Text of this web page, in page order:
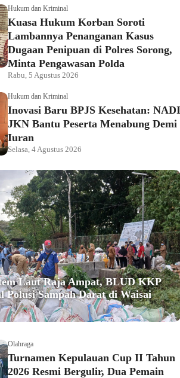
Hukum dan Kriminal
Kuasa Hukum Korban Soroti
Lambannya Penanganan Kasus
Dugaan Penipuan di Polres Sorong,
Minta Pengawasan Polda
Rabu, 5 Agustus 2026
Hukum dan Kriminal
Inovasi Baru BPJS Kesehatan: NADI
JKN Bantu Peserta Menabung Demi
Iuran
Selasa, 4 Agustus 2026
Laut Raja Ampat, BLUD KKP
Polusi Sampah Darat di Waisai
Olahraga
Turnamen Kepulauan Cup II Tahun
2026 Resmi Bergulir, Dua Pemain